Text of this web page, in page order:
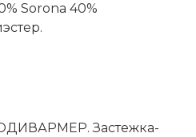
Sorona 40%
Застежка-